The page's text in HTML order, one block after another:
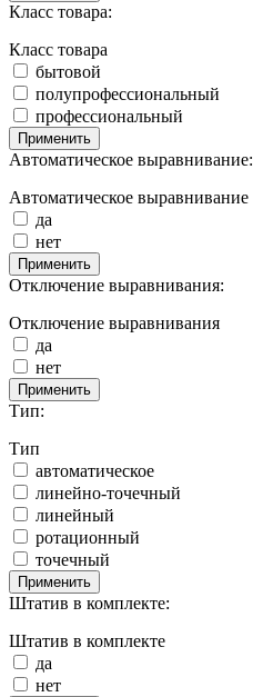
Класс товара:
Класс товара
бытовой
полупрофессиональный
профессиональный
Применить
Автоматическое выравнивание:
Автоматическое выравнивание
да
нет
Применить
Отключение выравнивания:
Отключение выравнивания
да
нет
Применить
Тип:
Тип
автоматическое
линейно-точечный
линейный
ротационный
точечный
Применить
Штатив в комплекте:
Штатив в комплекте
да
нет